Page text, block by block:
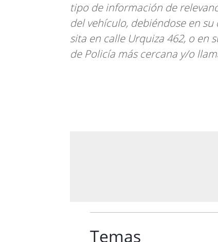
tipo de información de
del vehículo, debiéndose en
sita en calle Urquiza 462, o en
de Policía más cercana y/o
Temas